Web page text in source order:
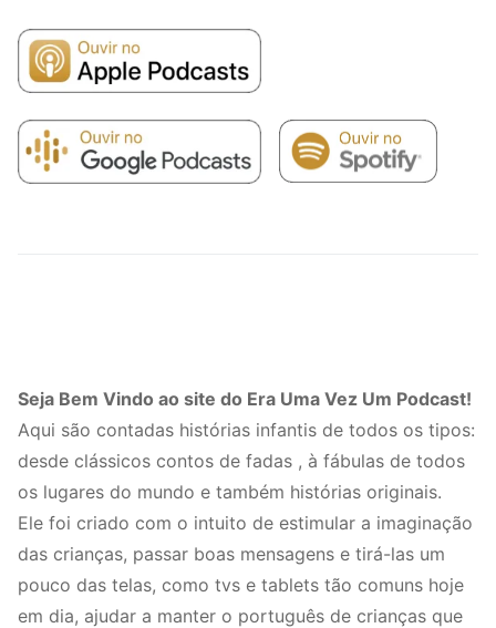
Seja Bem Vindo ao site do Era Uma Vez Um Podcast!
Aqui são contadas histórias infantis de todos os tipos:
desde clássicos contos de fadas , à fábulas de todos
os lugares do mundo e também histórias originais.
Ele foi criado com o intuito de estimular a imaginação
das crianças, passar boas mensagens e tirá-las um
pouco das telas, como tvs e tablets tão comuns hoje
em dia, ajudar a manter o português de crianças que